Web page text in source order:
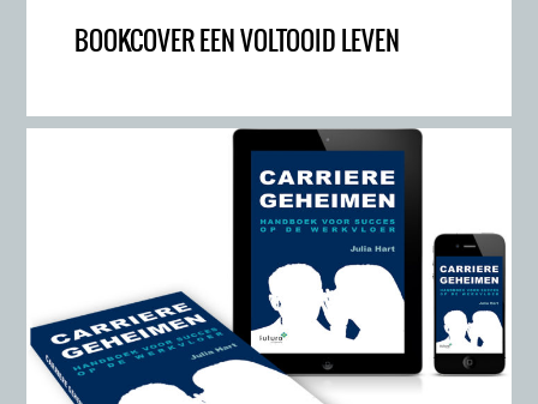
BOOKCOVER EEN VOLTOOID LEVEN